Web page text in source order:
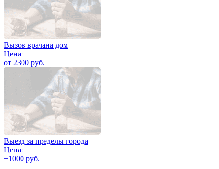
Вызов врачана дом
Цена:
от 2300 руб.
Выезд за пределы города
Цена:
+1000 руб.